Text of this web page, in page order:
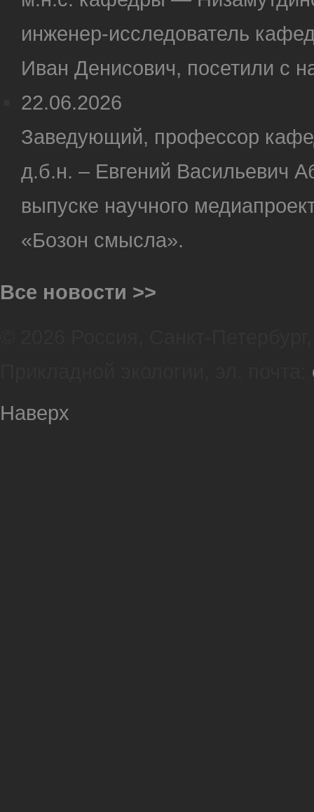
инженер-исследователь
Иван Денисович, посетили с
22.06.2026
Заведующий, профессор
д.б.н. – Евгений Васильевич
выпуске научного
«Бозон смысла».
Все новости >>
Наверх